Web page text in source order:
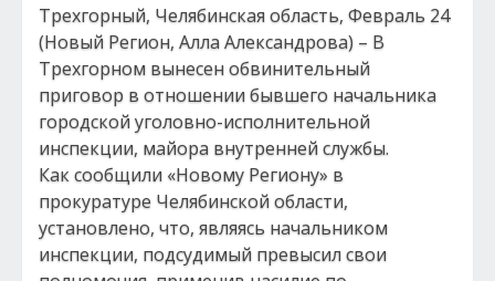
Трехгорный, Челябинская область, Февраль 24
(Новый Регион, Алла Александрова) – В
Трехгорном вынесен обвинительный
приговор в отношении бывшего начальника
городской уголовно-исполнительной
инспекции, майора внутренней службы.
Как сообщили «Новому Региону» в
прокуратуре Челябинской области,
установлено, что, являясь начальником
инспекции, подсудимый превысил свои